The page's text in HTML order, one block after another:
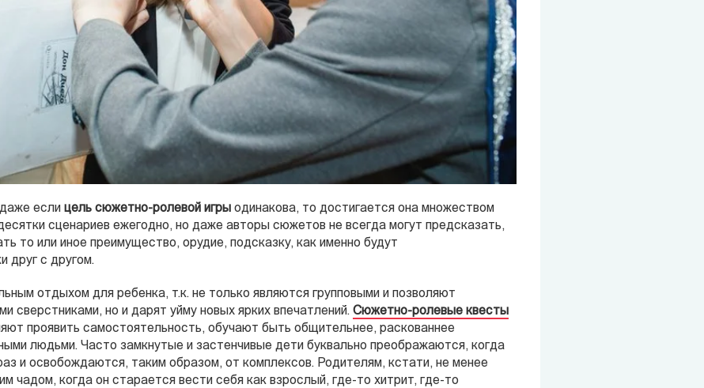
если цель сюжетно-ролевой игры одинакова, то достигается она множеством
сценариев ежегодно, но даже авторы сюжетов не всегда могут предсказать,
то или иное преимущество, орудие, подсказку, как именно будут
друг с другом.
отдыхом для ребенка, т.к. не только являются групповыми и позволяют
сверстниками, но и дарят уйму новых ярких впечатлений. Сюжетно-ролевые квесты
проявить самостоятельность, обучают быть общительнее, раскованнее
людьми. Часто замкнутые и застенчивые дети буквально преображаются, когда
и освобождаются, таким образом, от комплексов. Родителям, кстати, не менее
чадом, когда он старается вести себя как взрослый, где-то хитрит, где-то